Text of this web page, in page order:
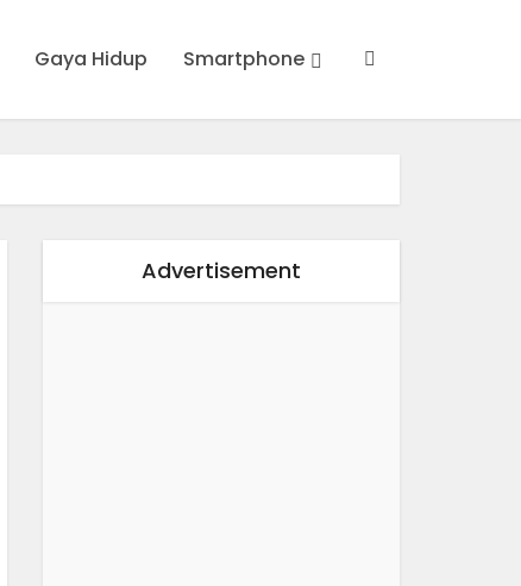
Gaya Hidup Smartphone
Advertisement